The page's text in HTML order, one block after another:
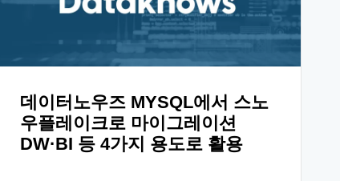
데이터노우즈 MYSQL에서 스노
우플레이크로 마이그레이션
DW·BI 등 4가지 용도로 활용